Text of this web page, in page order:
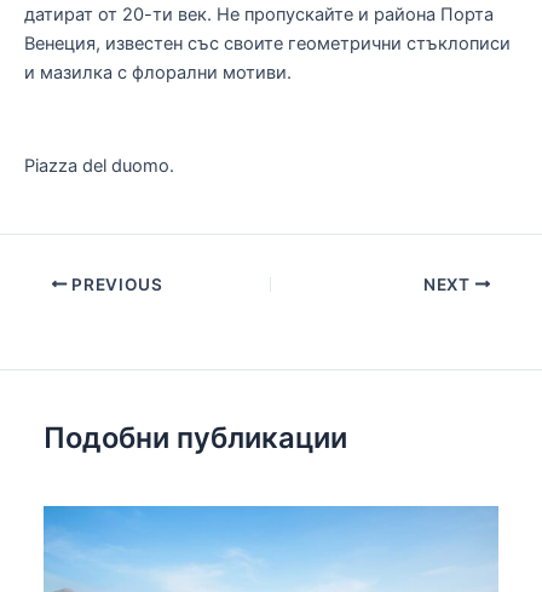
датират от 20-ти век. Не пропускайте и района Порта
Венеция, известен със своите геометрични стъклописи
и мазилка с флорални мотиви.
Piazza del duomo.
Post PREVIOUS NEXT
Подобни публикации